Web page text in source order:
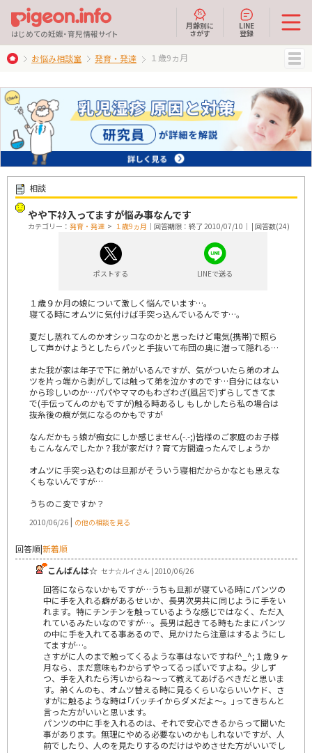
はじめての妊娠・育児情報サイト
月齢別に
さがす
LINE
登録
お悩み相談室 発育・発達 １歳9ヵ月
相談
やや下ﾈﾀ入ってますが悩み事なんです
カテゴリー： 発育・発達 > １歳9ヵ月 ｜回答期限：終了 2010/07/10｜ | 回答数(24)
ポストする LINEで送る
１歳９か月の娘について激しく悩んでいます…。
寝てる時にオムツに気付けば手突っ込んでいるんです…。
夏だし蒸れてんのかオシッコなのかと思ったけど電気(携帯)で照ら
して声かけようとしたらパッと手抜いて布団の奥に潜って隠れる…
また我が家は年子で下に弟がいるんですが、気がついたら弟のオム
ツを片っ端から剥がしては触って弟を泣かすのです…自分にはない
から珍しいのか…パパやママのもわざわざ(風呂で)ずらしてきてま
で(手伝ってんのかもですが)触る時あるし もしかしたら私の場合は
抜糸後の痕が気になるのかもですが
なんだかもぅ娘が痴女にしか感じません(-.-;)皆様のご家庭のお子様
もこんなんでしたか？我が家だけ？育て方間違ったんでしょうか
オムツに手突っ込むのは旦那がそういう寝相だからかなとも思えな
くもないんですが…
うちのこ変ですか？
2010/06/26 | の他の相談を見る
回答順|新着順
こんばんは☆ セナ☆ルイさん | 2010/06/26
回答にならないかもですが…うちも旦那が寝ている時にパンツの
中に手を入れる癖があるせいか、長男次男共に同じように手をい
れます。特にチンチンを触っているような感じではなく、ただ入
れているみたいなのですが…。長男は起きてる時もたまにパンツ
の中に手を入れてる事あるので、見かけたら注意はするようにし
てますが…。
さすがに人のまで触ってくるような事はないですねf^_^;１歳９ヶ
月なら、まだ意味もわからずやってるっぽいですよね。少しず
つ、手を入れたら汚いからね～って教えてあげるべきだと思いま
す。弟くんのも、オムツ替える時に見るくらいならいいケド、さ
すがに触るような時は｢バッチイからダメだよ～。｣ってきちんと
言った方がいいと思います。
パンツの中に手を入れるのは、それで安心できるからって聞いた
事があります。無理にやめる必要ないのかもしれないですが、人
前でしたり、人のを見たりするのだけはやめさせた方がいいでし